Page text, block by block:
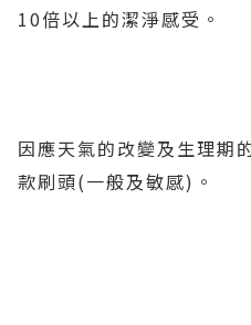
10倍以上的潔淨感受。
因應天氣的改變及生理期
款刷頭(一般及敏感)。